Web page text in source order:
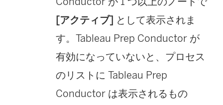
[アクティブ] として表示されま
す。Tableau Prep Conductor が
有効になっていないと、プロセス
のリストに Tableau Prep
Conductor は表示されるもの